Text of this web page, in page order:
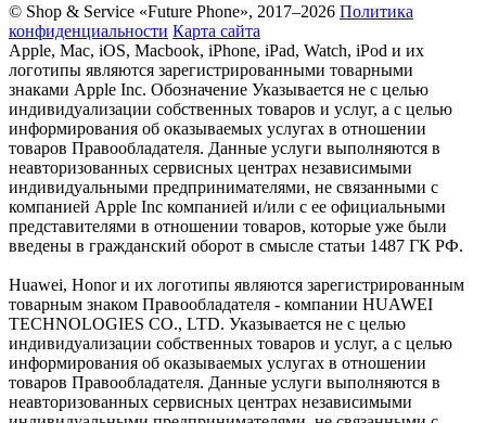
© Shop & Service «Future Phone», 2017–2026 Политика
конфиденциальности Карта сайта
Apple, Mac, iOS, Macbook, iPhone, iPad, Watch, iPod и их
логотипы являются зарегистрированными товарными
знаками Apple Inc. Обозначение Указывается не с целью
индивидуализации собственных товаров и услуг, а с целью
информирования об оказываемых услугах в отношении
товаров Правообладателя. Данные услуги выполняются в
неавторизованных сервисных центрах независимыми
индивидуальными предпринимателями, не связанными с
компанией Apple Inc компанией и/или с ее официальными
представителями в отношении товаров, которые уже были
введены в гражданский оборот в смысле статьи 1487 ГК РФ.
Huawei, Honor и их логотипы являются зарегистрированным
товарным знаком Правообладателя - компании HUAWEI
TECHNOLOGIES CO., LTD. Указывается не с целью
индивидуализации собственных товаров и услуг, а с целью
информирования об оказываемых услугах в отношении
товаров Правообладателя. Данные услуги выполняются в
неавторизованных сервисных центрах независимыми